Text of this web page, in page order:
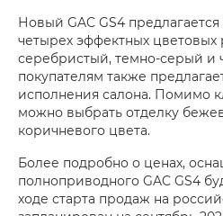
Новый GAC GS4
четырех эффектных
серебристый, темно-серый и
покупателям также
исполнения салона. Помимо
можно выбрать отделку
коричневого цвета.
Более подробно о ценах,
полноприводного GAC GS4
ходе старта продаж на